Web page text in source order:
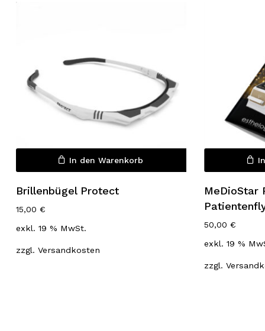
Es befinden sich keine Produkte
im Warenkorb.
In den Warenkorb
Brillenbügel Protect
15,00 €
exkl. 19 % MwSt.
zzgl. Versandkosten
MeDioStar
50,00€
exkl. 19 %
zzgl.